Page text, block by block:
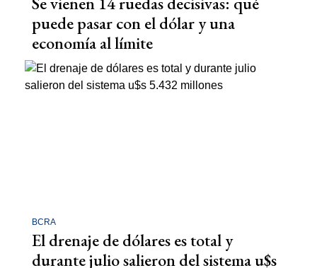
puede pasar con el dólar y una
economía al límite
BCRA
El drenaje de dólares es total y
durante julio salieron del sistema u$s